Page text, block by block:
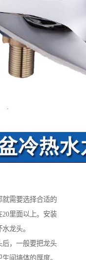
就需要选择合适的
里面以上。安装
龙头。
后，一般要把龙头
间墙体的厚度。